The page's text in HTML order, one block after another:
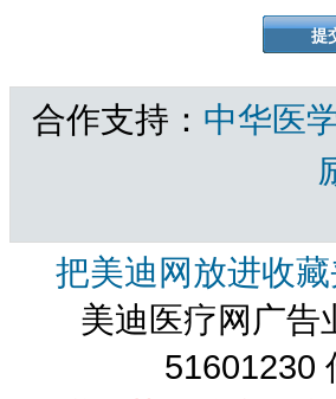
合作支持： 中华医
把美迪网放进收藏
美迪医疗网广告
51601230